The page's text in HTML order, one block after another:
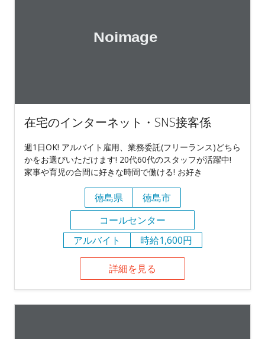
在宅のインターネット・SNS接客係
週1日OK! アルバイト雇用、業務委託(フリーランス)どちら
かをお選びいただけます! 20代60代のスタッフが活躍中!
家事や育児の合間に好きな時間で働ける! お好き
徳島県
徳島市
コールセンター
アルバイト
時給1,600円
詳細を見る